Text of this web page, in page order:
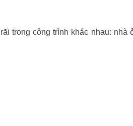
trong công trình khác nhau: nhà